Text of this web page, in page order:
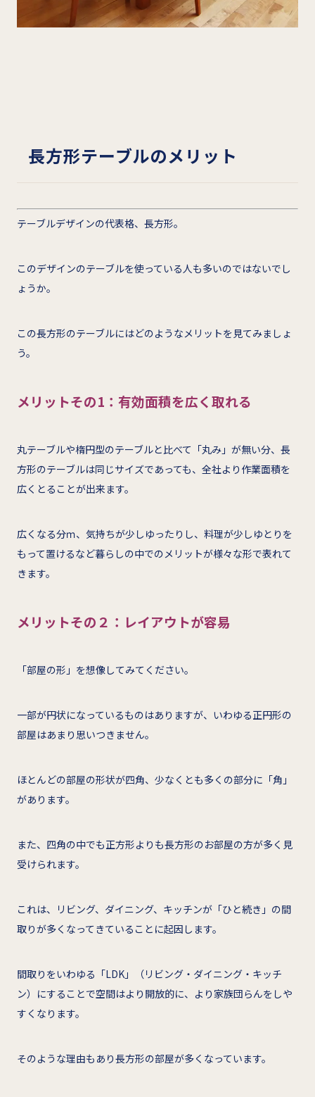
長方形テーブルのメリット
テーブルデザインの代表格、長方形。
このデザインのテーブルを使っている人も多いのではないでし
ょうか。
この長方形のテーブルにはどのようなメリットを見てみましょ
う。
メリットその1：有効面積を広く取れる
丸テーブルや楕円型のテーブルと比べて「丸み」が無い分、長
方形のテーブルは同じサイズであっても、全社より作業面積を
広くとることが出来ます。
広くなる分ｍ、気持ちが少しゆったりし、料理が少しゆとりを
もって置けるなど暮らしの中でのメリットが様々な形で表れて
きます。
メリットその２：レイアウトが容易
「部屋の形」を想像してみてください。
一部が円状になっているものはありますが、いわゆる正円形の
部屋はあまり思いつきません。
ほとんどの部屋の形状が四角、少なくとも多くの部分に「角」
があります。
また、四角の中でも正方形よりも長方形のお部屋の方が多く見
受けられます。
これは、リビング、ダイニング、キッチンが「ひと続き」の間
取りが多くなってきていることに起因します。
間取りをいわゆる「LDK」（リビング・ダイニング・キッチ
ン）にすることで空間はより開放的に、より家族団らんをしや
すくなります。
そのような理由もあり長方形の部屋が多くなっています。